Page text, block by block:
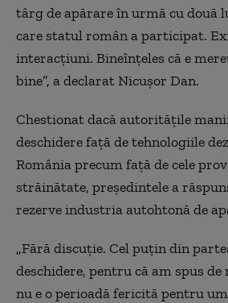
târg de apărare în urmă cu două
care statul român a participat.
interacțiuni. Bineînțeles că e
bine”, a declarat Nicușor Dan.
Chestionat dacă autoritățile
deschidere față de tehnologiile
România precum față de cele
străinătate, președintele a
rezerve industria autohtonă de
„Fără discuție. Cel puțin din
deschidere, pentru că am spus
nu e o perioadă fericită pentru